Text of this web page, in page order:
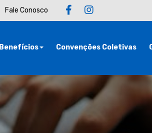
Fale Conosco
Benefícios Convenções Coletivas